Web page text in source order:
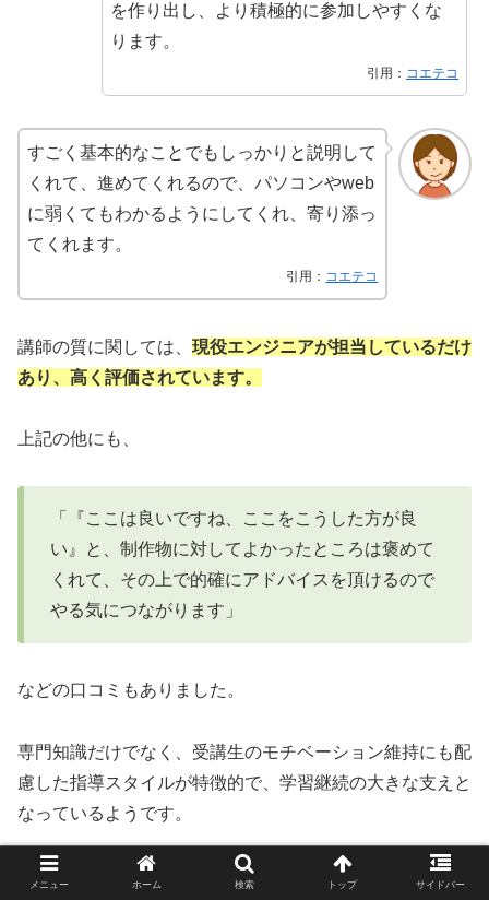
を作り出し、より積極的に参加しやすくな
ります。
引用： コエテコ
すごく基本的なことでもしっかりと説明して
くれて、進めてくれるので、パソコンやweb
に弱くてもわかるようにしてくれ、寄り添っ
てくれます。
引用： コエテコ
講師の質に関しては、 現役エンジニアが担当しているだけ
あり、高く評価されています。
上記の他にも、
「『ここは良いですね、ここをこうした方が良
い』と、制作物に対してよかったところは褒めて
くれて、その上で的確にアドバイスを頂けるので
やる気につながります」
などの口コミもありました。
専門知識だけでなく、受講生のモチベーション維持にも配
慮した指導スタイルが特徴的で、学習継続の大きな支えと
なっているようです。
メニュー ホーム 検索 トップ サイドバー